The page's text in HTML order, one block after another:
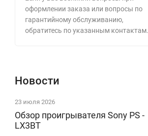
оформлении заказа или вопросы по
гарантийному обслуживанию,
обратитесь по указанным контактам.
Новости
23 июля 2026
Обзор проигрывателя Sony PS -
LX3BT